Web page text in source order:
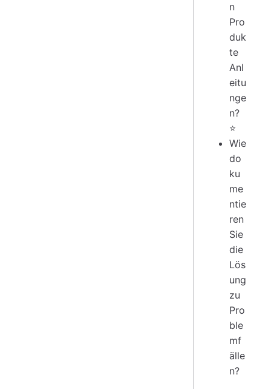
n
Pro
duk
te
Anl
eitu
nge
n?
⭐
Wie
do
ku
me
ntie
ren
Sie
die
Lös
ung
zu
Pro
ble
mf
älle
n?